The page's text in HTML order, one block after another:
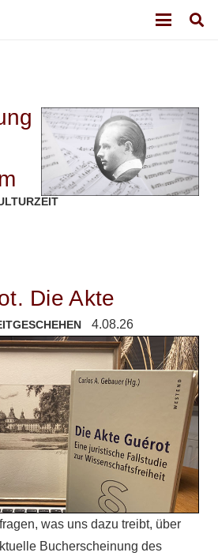
Die Akte
4.08.26
was uns dazu treibt, über
Bucherscheinung des